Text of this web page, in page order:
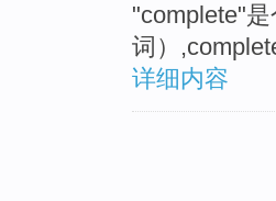
"complete"
词）
详细内容